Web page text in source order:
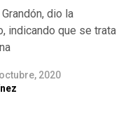
dio la
indicando que se trata
2020